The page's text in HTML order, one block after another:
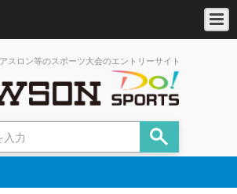
スロン等のスポーツ大会のエントリーサイト